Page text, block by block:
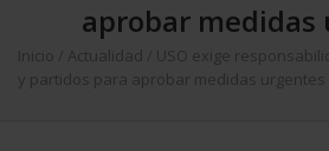
aprobar medidas
Inicio Actualidad
USO exige
y partidos para aprobar medidas urgentes